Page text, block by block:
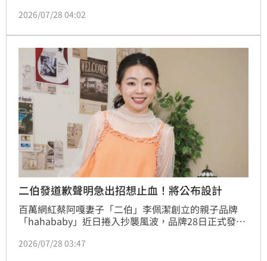
今藝人梁赫群一家搭乘新加坡迪士尼郵輪巧遇老高，妻
息網友質疑，相關話題持續延燒。
2026/07/28 04:02
二伯發道歉聲明急出招想止血！將公布設計
百萬網紅蔡阿嘎妻子「二伯」李佩潔創立的親子品牌
「hahababy」近日捲入抄襲風波，品牌28日正式發布
錄」，也宣布未來將透過影音內容公開設計流程，讓外
2026/07/28 03:47